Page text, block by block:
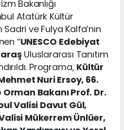
Bakanlığı
Atatürk Kültür
ve Fulya Kalfa’nın
“UNESCO Edebiyat
Uluslararası Tanıtım
Programa, Kültür
Nuri Ersoy, 66.
Bakanı Prof. Dr.
Valisi Davut Gül,
Mükerrem Ünlüer,